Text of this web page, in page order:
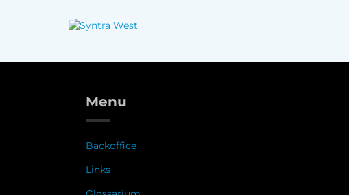
Menu
Backoffice
Links